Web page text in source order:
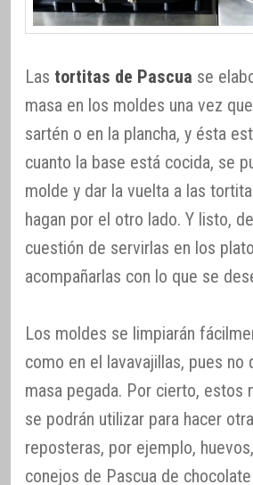
Las tortitas de Pascua se
masa en los moldes una vez
sartén o en la plancha, y ésta
cuanto la base está cocida, se
molde y dar la vuelta a las
hagan por el otro lado. Y listo,
cuestión de servirlas en los
acompañarlas con lo que se
Los moldes se limpiarán
como en el lavavajillas, pues no
masa pegada. Por cierto, estos
se podrán utilizar para hacer
reposteras, por ejemplo,
conejos de Pascua de